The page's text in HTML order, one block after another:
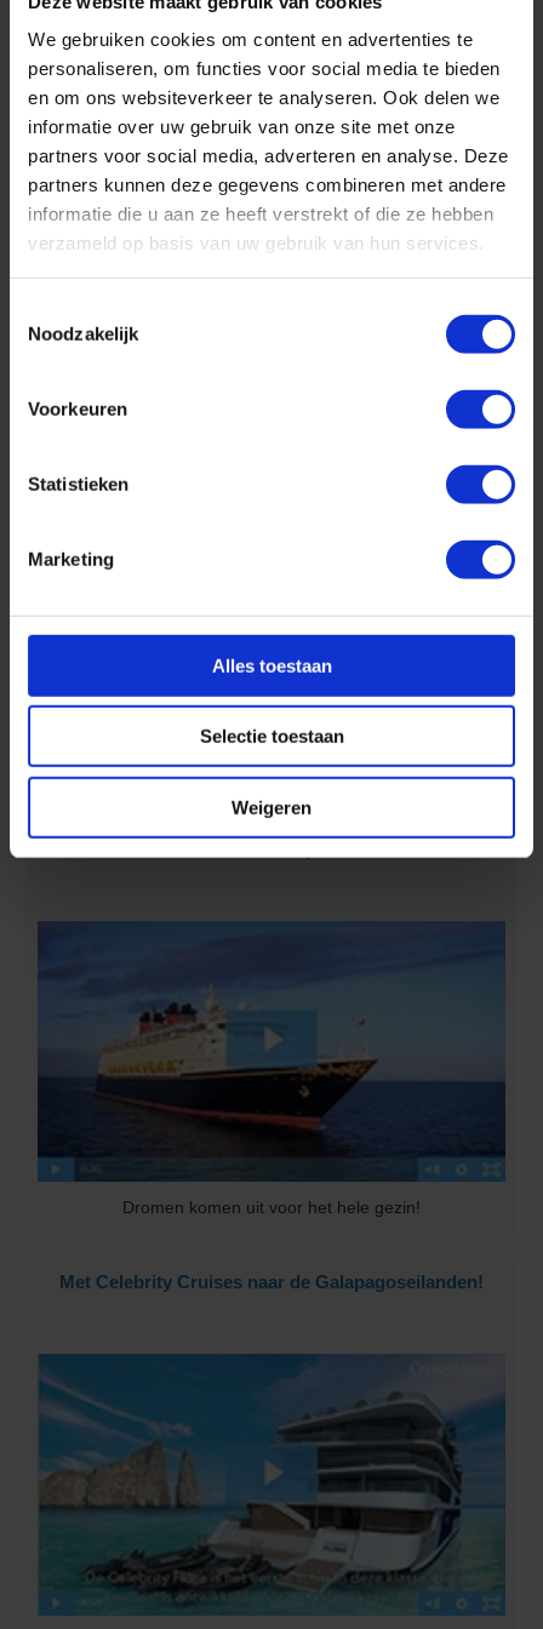
We gebruiken cookies om content en advertenties te
personaliseren, om functies voor social media te bieden
en om ons websiteverkeer te analyseren. Ook delen we
informatie over uw gebruik van onze site met onze
partners voor social media, adverteren en analyse. Deze
partners kunnen deze gegevens combineren met andere
informatie die u aan ze heeft verstrekt of die ze hebben
verzameld op basis van uw gebruik van hun services.
Noodzakelijk
Voorkeuren
Statistieken
Marketing
Alles toestaan
Selectie toestaan
Weigeren
Geniet in ultraluxe van wonderschone bestemmingen :-)
Cruise met Norwegian Cruise Line naar Hawaii!
Ontdek 4 tropische eilanden in 7 dagen :-)
Dromen komen uit voor het hele gezin!
Met Celebrity Cruises naar de Galapagoseilanden!